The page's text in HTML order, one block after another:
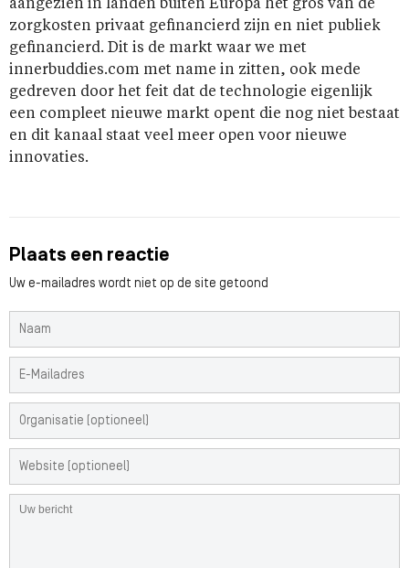
aangezien in landen buiten Europa het gros van de
zorgkosten privaat gefinancierd zijn en niet publiek
gefinancierd. Dit is de markt waar we met
innerbuddies.com met name in zitten, ook mede
gedreven door het feit dat de technologie eigenlijk
een compleet nieuwe markt opent die nog niet bestaat
en dit kanaal staat veel meer open voor nieuwe
innovaties.
Plaats een reactie
Uw e-mailadres wordt niet op de site getoond